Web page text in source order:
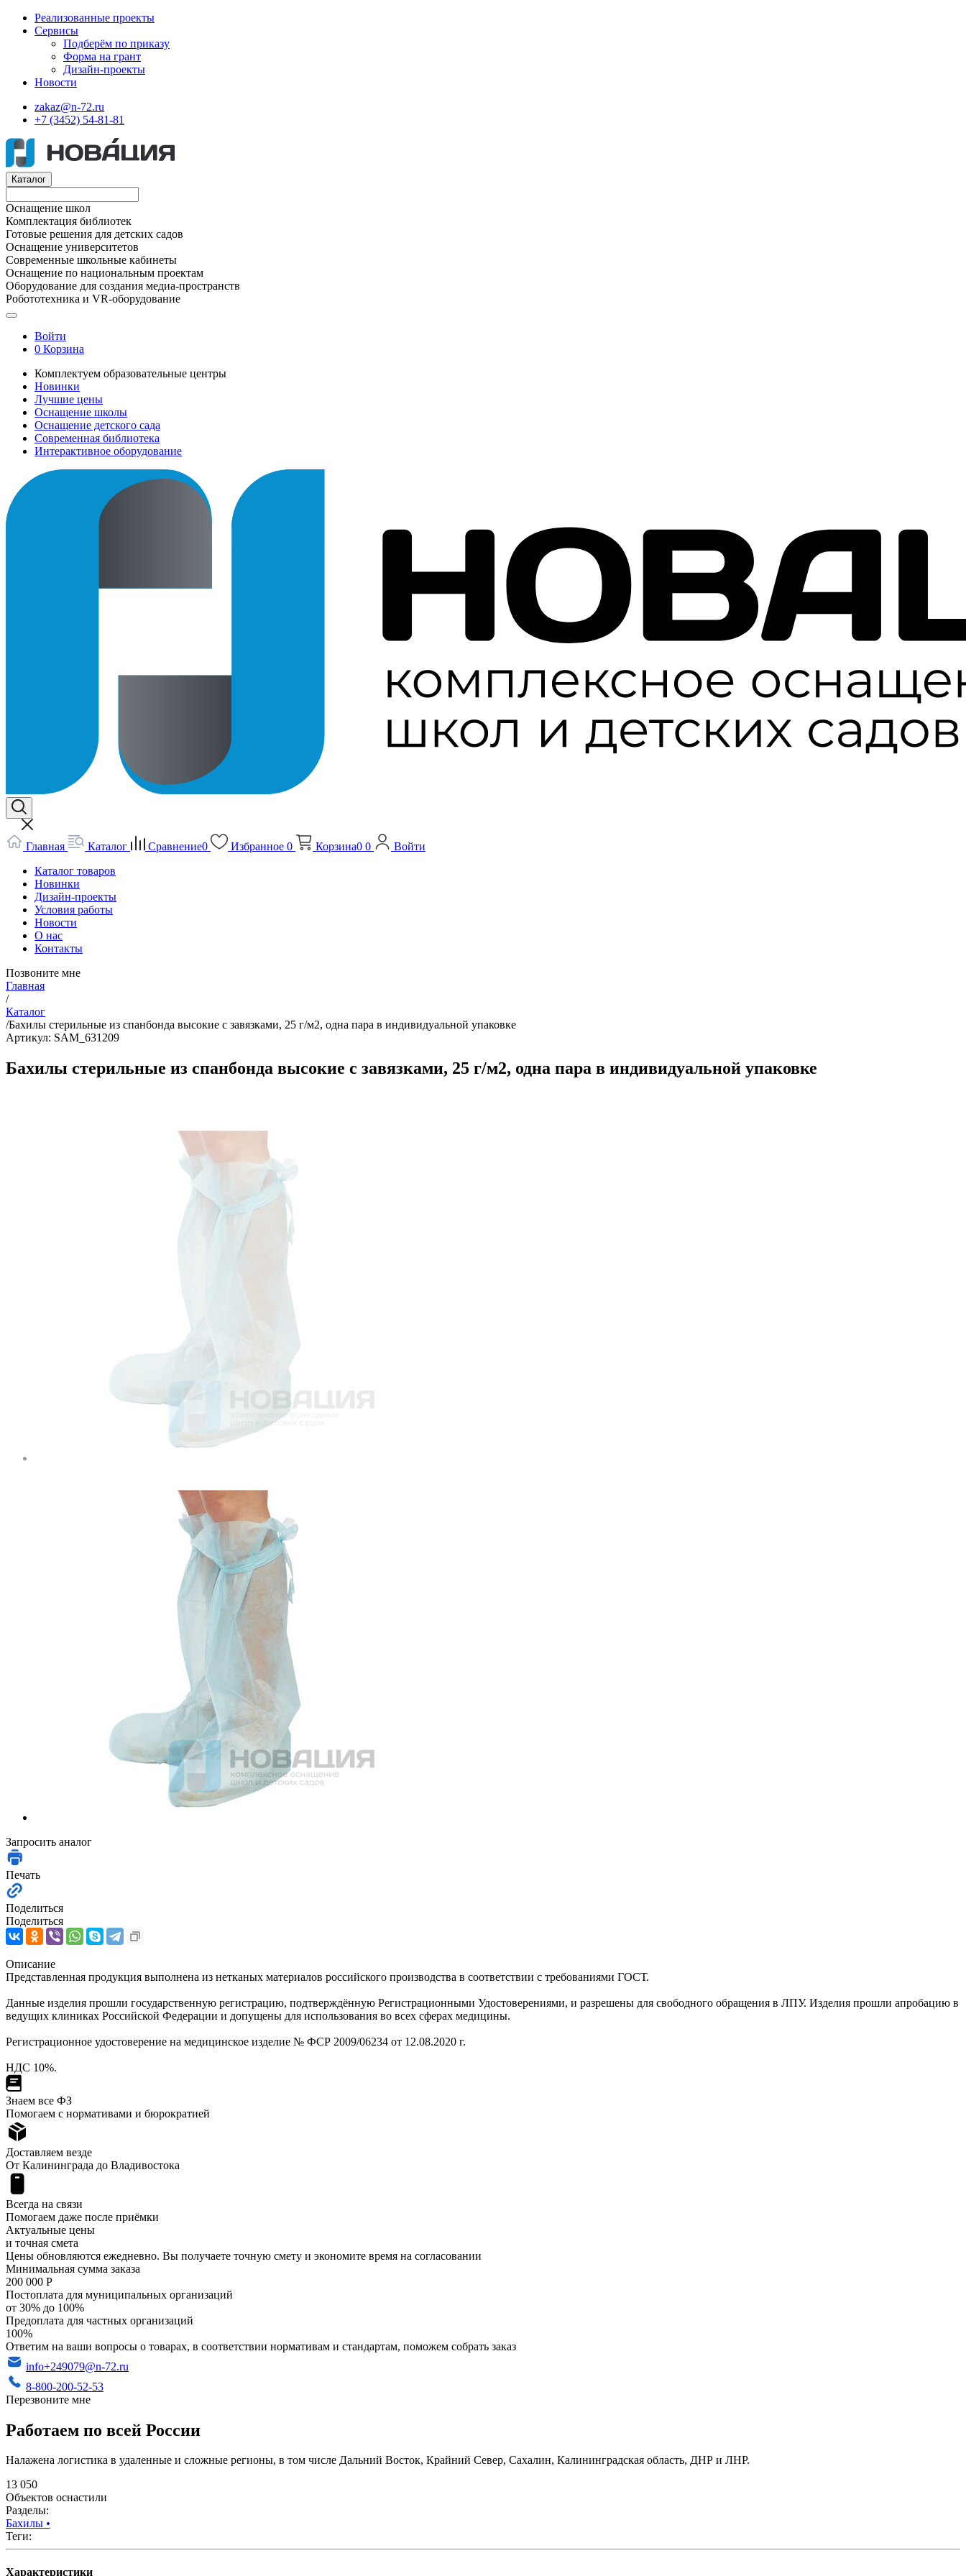
Реализованные проекты
Сервисы
Подберём по приказу
Форма на грант
Дизайн-проекты
Новости
zakaz@n-72.ru
+7 (3452) 54-81-81
Каталог
Оснащение школ
Комплектация библиотек
Готовые решения для детских садов
Оснащение университетов
Современные школьные кабинеты
Оснащение по национальным проектам
Оборудование для создания медиа-пространств
Робототехника и VR-оборудование
Войти
0 Корзина
Комплектуем образовательные центры
Новинки
Лучшие цены
Оснащение школы
Оснащение детского сада
Современная библиотека
Интерактивное оборудование
Главная Каталог Сравнение0 Избранное 0 Корзина0 0
Войти
Каталог товаров
Новинки
Дизайн-проекты
Условия работы
Новости
О нас
Контакты
Позвоните мне
Главная
/
Каталог
/Бахилы стерильные из спанбонда высокие с завязками, 25 г/м2, одна пара в индивидуальной упаковке
Артикул: SAM_631209
Бахилы стерильные из спанбонда высокие с завязками, 25 г/м2, одна пара в индивидуальной упаковке
Запросить аналог
Печать
Поделиться
Поделиться
Описание
Представленная продукция выполнена из нетканых материалов российского производства в соответствии с требованиями ГОСТ.
Данные изделия прошли государственную регистрацию, подтверждённую Регистрационными Удостоверениями, и разрешены для свободного обращения в ЛПУ. Изделия прошли апробацию в
ведущих клиниках Российской Федерации и допущены для использования во всех сферах медицины.
Регистрационное удостоверение на медицинское изделие № ФСР 2009/06234 от 12.08.2020 г.
НДС 10%.
Знаем все ФЗ
Помогаем с нормативами и бюрократией
Доставляем везде
От Калининграда до Владивостока
Всегда на связи
Помогаем даже после приёмки
Актуальные цены
и точная смета
Цены обновляются ежедневно. Вы получаете точную смету и экономите время на согласовании
Минимальная сумма заказа
200 000 Р
Постоплата для муниципальных организаций
от 30% до 100%
Предоплата для частных организаций
100%
Ответим на ваши вопросы о товарах, в соответствии нормативам и стандартам, поможем собрать заказ
info+249079@n-72.ru
8-800-200-52-53
Перезвоните мне
Работаем по всей России
Налажена логистика в удаленные и сложные регионы, в том числе Дальний Восток, Крайний Север, Сахалин, Калининградская область, ДНР и ЛНР.
13 050
Объектов оснастили
Разделы:
Бахилы •
Теги:
Характеристики